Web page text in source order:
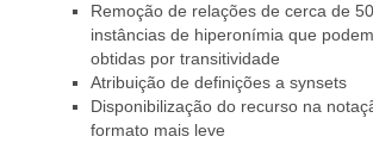
Remoção de relações de cerca de
instâncias de hiperonímia que
obtidas por transitividade
Atribuição de definições a synsets
Disponibilização do recurso na
formato mais leve